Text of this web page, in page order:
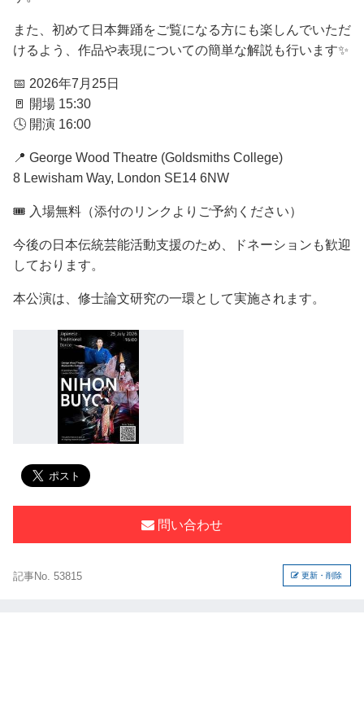
また、初めて日本舞踊をご覧になる方にも楽しんでいただ
けるよう、作品や表現についての簡単な解説も行います✨
📅 2026年7月25日
🚪 開場 15:30
🕓 開演 16:00
📍 George Wood Theatre (Goldsmiths College)
8 Lewisham Way, London SE14 6NW
🎟 入場無料（添付のリンクよりご予約ください）
今後の日本伝統芸能活動支援のため、ドネーションも歓迎
しております。
本公演は、修士論文研究の一環として実施されます。
問い合わせ
記事No. 53815 更新・削除